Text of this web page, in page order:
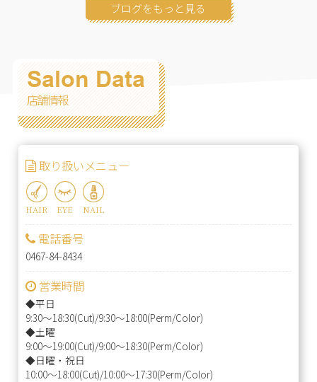
ブログをもっと見る
Salon Data
店舗情報
取り扱いメニュー
HAIR EYE NAIL
電話番号
0467-84-8434
営業時間
◆平日
9:30～18:30(Cut)/9:30～18:00(Perm/Color)
◆土曜
9:00～19:00(Cut)/9:00～18:30(Perm/Color)
◆日曜・祝日
10:00～18:00(Cut)/10:00～17:30(Perm/Color)